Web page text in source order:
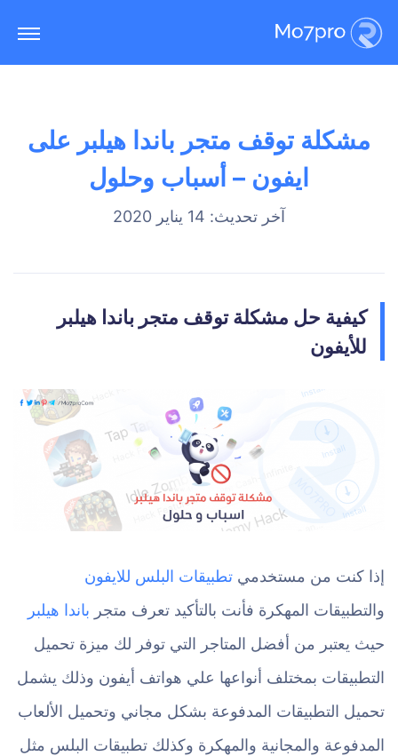
مشكلة توقف متجر باندا هيلبر على
ايفون – أسباب وحلول
آخر تحديث: 14 يناير 2020
كيفية حل مشكلة توقف متجر باندا هيلبر
للأيفون
إذا كنت من مستخدمي تطبيقات البلس للايفون
والتطبيقات المهكرة فأنت بالتأكيد تعرف متجر باندا هيلبر
حيث يعتبر من أفضل المتاجر التي توفر لك ميزة تحميل
التطبيقات بمختلف أنواعها علي هواتف أيفون وذلك يشمل
تحميل التطبيقات المدفوعة بشكل مجاني وتحميل الألعاب
المدفوعة والمجانية والمهكرة وكذلك تطبيقات البلس مثل